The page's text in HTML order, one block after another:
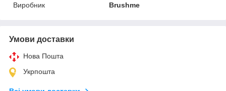
Виробник
Brushme
Умови доставки
Нова Пошта
Укрпошта